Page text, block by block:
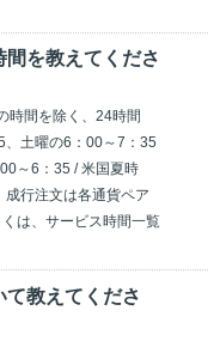
間を教えてくださ
時間を除く、24時間
土曜の6：00～7：35
～6：35 / 米国夏時
行注文は各通貨ペア
は、サービス時間一覧
て教えてくださ